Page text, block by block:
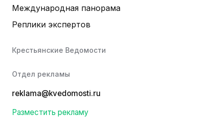
Международная панорама
Реплики экспертов
Крестьянские Ведомости
Отдел рекламы
reklama@kvedomosti.ru
Разместить рекламу